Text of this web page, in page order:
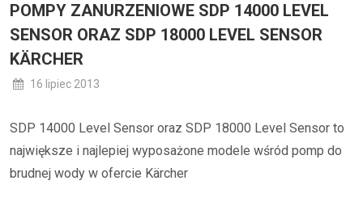
POMPY ZANURZENIOWE SDP 14000 LEVEL
SENSOR ORAZ SDP 18000 LEVEL SENSOR
KÄRCHER
16 lipiec 2013
SDP 14000 Level Sensor oraz SDP 18000 Level Sensor to
największe i najlepiej wyposażone modele wśród pomp do
brudnej wody w ofercie Kärcher